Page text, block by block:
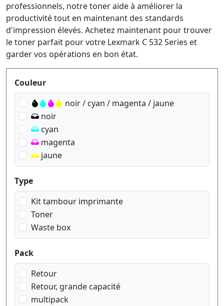
professionnels, notre toner aide à améliorer la
productivité tout en maintenant des standards
d'impression élevés. Achetez maintenant pour trouver
le toner parfait pour votre Lexmark C 532 Series et
garder vos opérations en bon état.
Produktfilter
Couleur
noir / cyan / magenta / jaune
noir
cyan
magenta
jaune
Type
Kit tambour imprimante
Toner
Waste box
Pack
Retour
Retour, grande capacité
multipack